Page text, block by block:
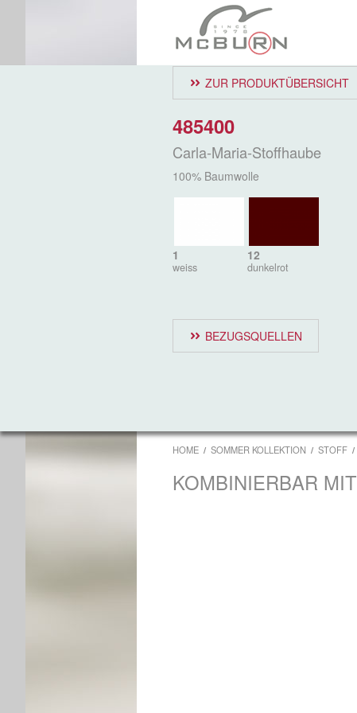
ZUR PRODUKTÜBERSICHT
485400
Carla-Maria-Stoffhaube
100% Baumwolle
1
weiss
12
dunkelrot
BEZUGSQUELLEN
HOME SOMMER KOLLEKTION STOFF
KOMBINIERBAR MIT